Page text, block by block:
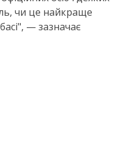
чи це найкраще
— зазначає